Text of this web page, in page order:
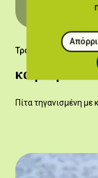
Τρόφιμα
Πίτα τηγανισμένη